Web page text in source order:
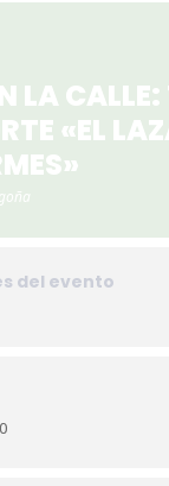
LA
«EL
del evento